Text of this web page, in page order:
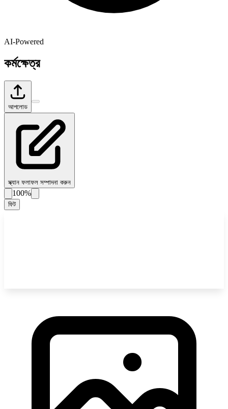
AI-Powered
কর্মক্ষেত্র
আপলোড
স্ক্যান ফলাফল সম্পাদনা করুন
100%
ফিট